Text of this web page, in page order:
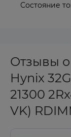
Состояние
Отзывы
Hynix
21300
VK)